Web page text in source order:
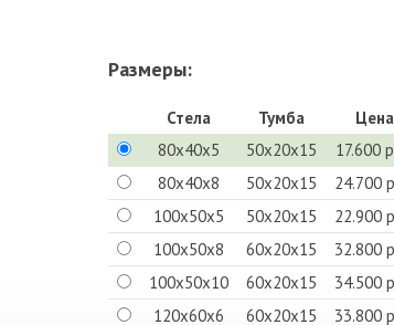
Размеры:
Стела Тумба
Цена
80х40х5
50х20х15
17.600
80х40х8
50х20х15
24.700
100х50х5
50х20х15
22.900
100х50х8
60х20х15
32.800
100х50х10
60х20х15
34.500
120х60х6
60х20х15 33.800